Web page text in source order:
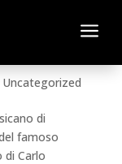
a
Del
Uncategorized
di
famoso
Carlo